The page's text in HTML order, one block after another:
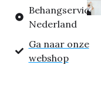
Behangservice
Nederland
Ga naar onze
webshop